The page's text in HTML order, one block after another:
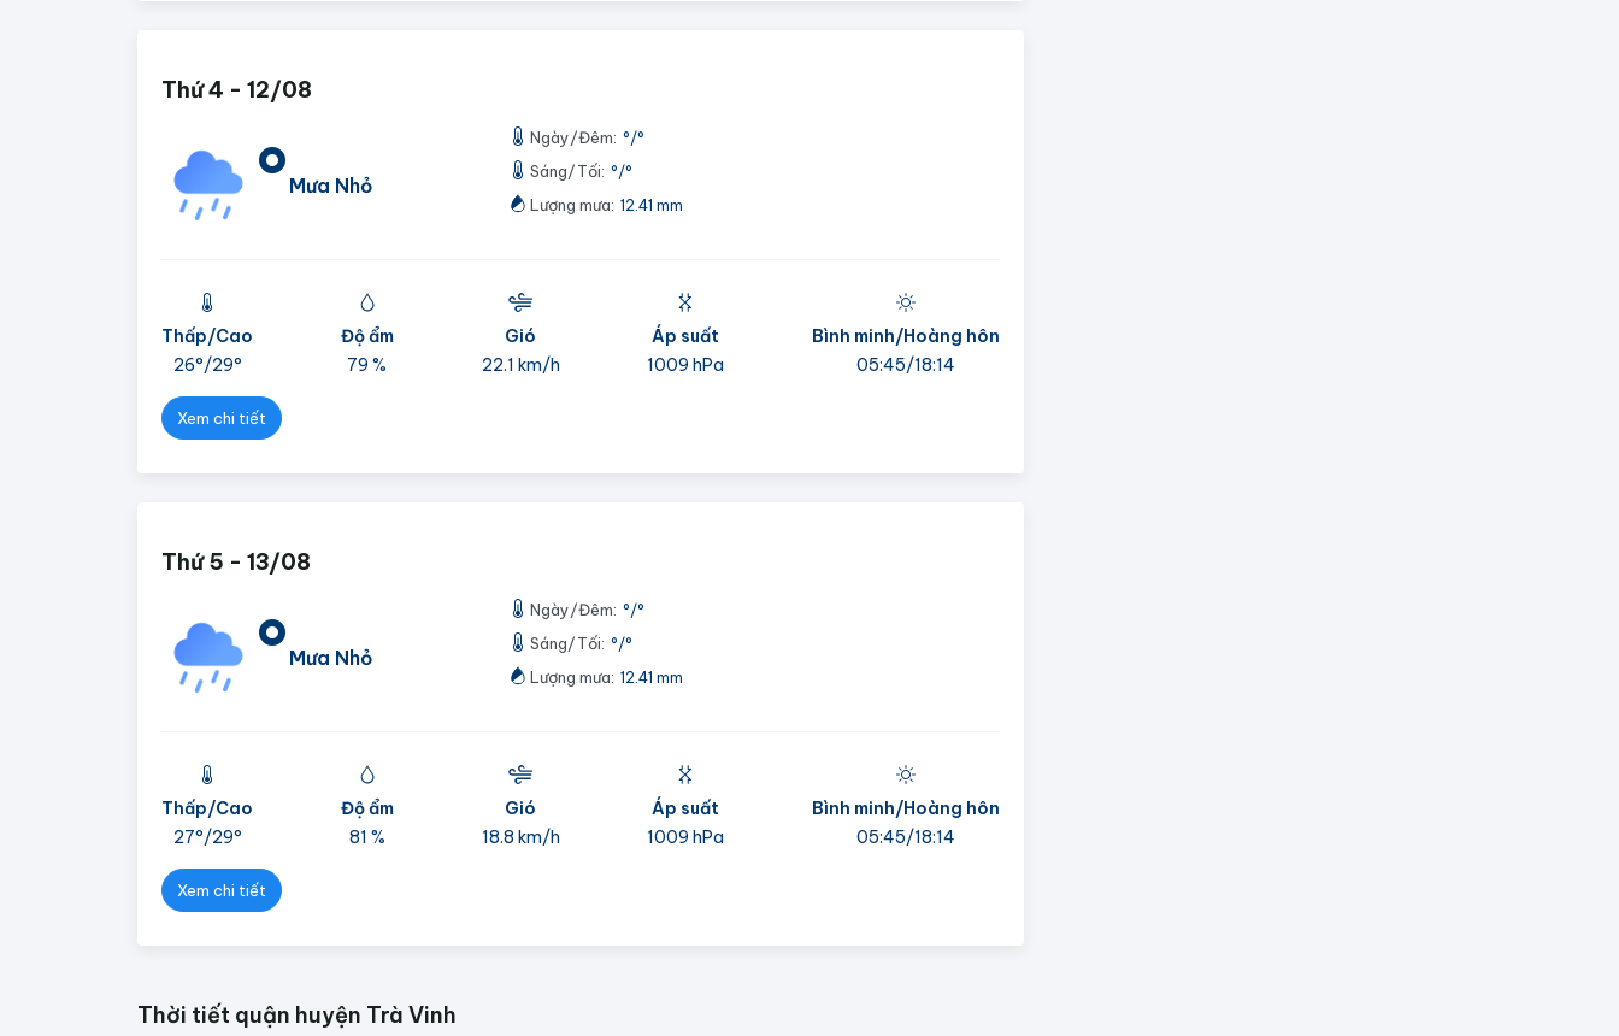
Thứ 4 - 12/08
° Mưa Nhỏ
Ngày/Đêm: °/°
Sáng/Tối: °/°
Lượng mưa: 12.41 mm
Thấp/Cao
26°/29°
Độ ẩm
79 %
Gió
22.1 km/h
Áp suất
1009 hPa
Bình minh/Hoàng hôn
05:45/18:14
Xem chi tiết
Thứ 5 - 13/08
° Mưa Nhỏ
Ngày/Đêm: °/°
Sáng/Tối: °/°
Lượng mưa: 12.41 mm
Thấp/Cao
27°/29°
Độ ẩm
81 %
Gió
18.8 km/h
Áp suất
1009 hPa
Bình minh/Hoàng hôn
05:45/18:14
Xem chi tiết
Thời tiết quận huyện Trà Vinh